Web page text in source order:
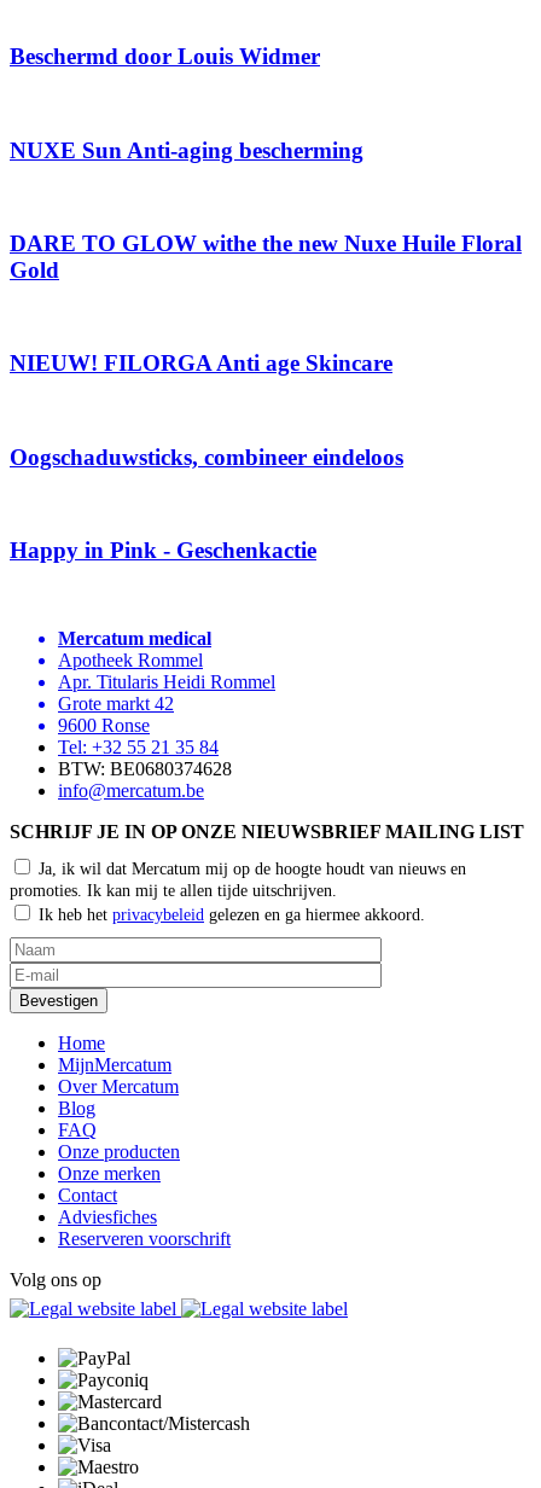
Beschermd door Louis Widmer
NUXE Sun Anti-aging bescherming
DARE TO GLOW withe the new Nuxe Huile Floral
Gold
NIEUW! FILORGA Anti age Skincare
Oogschaduwsticks, combineer eindeloos
Happy in Pink - Geschenkactie
Mercatum medical
Apotheek Rommel
Apr. Titularis Heidi Rommel
Grote markt 42
9600 Ronse
Tel: +32 55 21 35 84
BTW: BE0680374628
info@mercatum.be
SCHRIJF JE IN OP ONZE NIEUWSBRIEF MAILING LIST
Ja, ik wil dat Mercatum mij op de hoogte houdt van nieuws en
promoties. Ik kan mij te allen tijde uitschrijven.
Ik heb het privacybeleid gelezen en ga hiermee akkoord.
Home
MijnMercatum
Over Mercatum
Blog
FAQ
Onze producten
Onze merken
Contact
Adviesfiches
Reserveren voorschrift
Volg ons op